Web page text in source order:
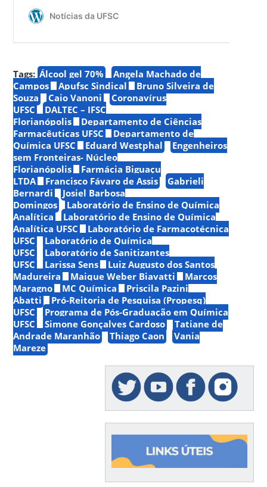
Tags: Álcool gel 70%
Angela Machado de
Campos
Apufsc Sindical
Bruno Silveira de
Souza
Caio Vanoni
Coronavírus
UFSC
DALTEC – IFSC
Florianópolis
Departamento de Ciências
Farmacêuticas UFSC
Departamento de
Química UFSC
Eduard Westphal
Engenheiros
sem Fronteiras- Núcleo
Florianópolis
Farmácia Biguaçu
LTDA
Francisco Fávaro de Assis
Gabrieli
Bernardi
Josiel Barbosa
Domingos
Laboratório de Ensino de Química
Analítica
Laboratório de Ensino de Química
Analítica UFSC
Laboratório de Farmacotécnica
UFSC
Laboratório de Química
UFSC
Laboratório de Sanitizantes
UFSC
Larissa Sens
Luiz Augusto dos Santos
Madureira
Maique Weber Biavatti
Marcos
Maragno
MC Química
Priscila Pazini
Abatti
Pró-Reitoria de Pesquisa (Propesq)
UFSC
Programa de Pós-Graduação em Química
UFSC
Simone Gonçalves Cardoso
Tatiane de
Andrade Maranhão
Thiago Caon
Vania
Mareze